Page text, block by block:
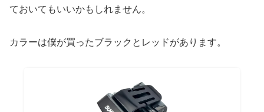
ておいてもいいかもしれません。
カラーは僕が買ったブラックとレッドがあります。